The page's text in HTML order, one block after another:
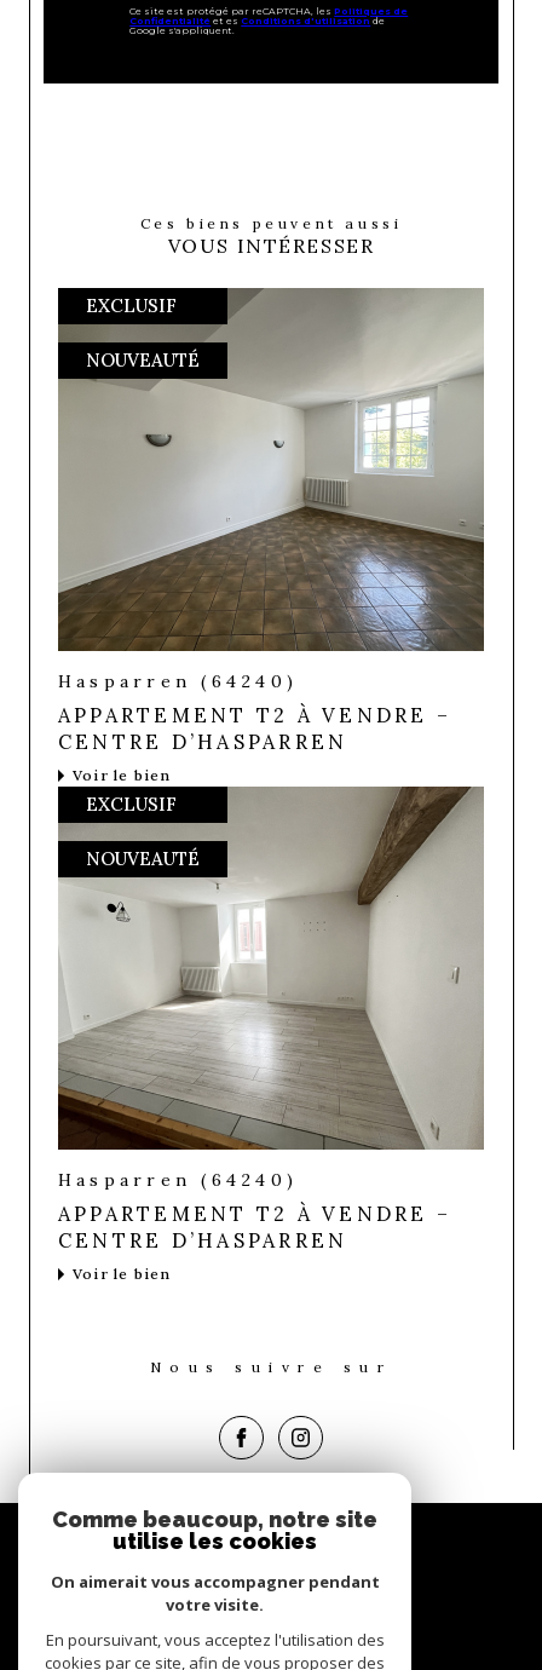
Ce site est protégé par reCAPTCHA, lesPolitiques de
Confidentialité et esConditions d'utilisationde
Google s'appliquent.
Ces biens peuvent aussi
VOUS INTÉRESSER
EXCLUSIF
NOUVEAUTÉ
Hasparren (64240)
APPARTEMENT T2 À VENDRE –
CENTRE D’HASPARREN
Voir le bien
EXCLUSIF
NOUVEAUTÉ
Hasparren (64240)
APPARTEMENT T2 À VENDRE –
CENTRE D’HASPARREN
Voir le bien
Nous suivre sur
Espace
propriétaire
Se connecter
Comme beaucoup, notre site
utilise les cookies
On aimerait vous accompagner pendant
votre visite.
En poursuivant, vous acceptez l'utilisation des
cookies par ce site, afin de vous proposer des